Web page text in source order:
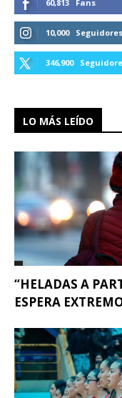
60,813 Fans
10,000 Seguidores
346,900
LO MÁS LEÍDO
“HELADAS A
ESPERA